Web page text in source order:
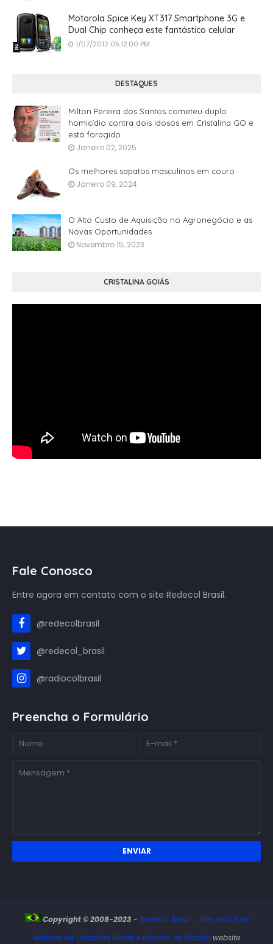
Motorola Spice Key XT317 Smartphone 3G e
Dual Chip conheça este fantástico celular
1/07/2012 05:12:00 PM
DESTAQUES
Milton Pereira dos Santos cometeu duplo
homicídio contra dois idosos em Cristalina GO e
está foragido
Janeiro 02, 2025
Os melhores sapatos masculinos em couro
Janeiro 09, 2024
O Alto Custo de Aquisição no Agronegócio e as
Novas Oportunidades
Novembro 15, 2023
CRISTALINA GOIÁS
Fale Conosco
Entre agora em contato com o site Redecol Brasil.
@redecolbrasil
@redecol_brasil
@radiocolbrasil
Preencha o Formulário
Copyright © 2008-2023- Redecol Brasil .:. Site oficial de
Notícias de Cristalina Goiás e Entorno de Brasíliawebsite